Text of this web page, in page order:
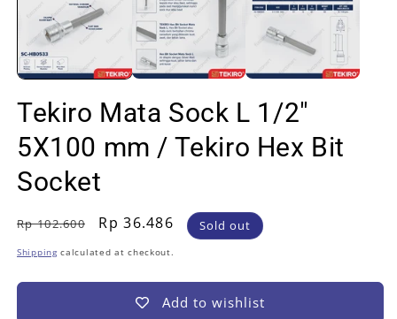
Tekiro Mata Sock L 1/2"
5X100 mm / Tekiro Hex Bit
Socket
Regular
Rp 102.600
Sale
Rp 36.486 Sold out
Shipping calculated at checkout.
Add to wishlist